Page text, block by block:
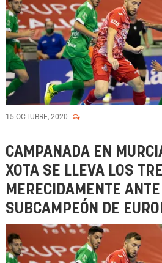
15 OCTUBRE, 2020
CAMPANADA EN
XOTA SE LLEVA LOS
MERECIDAMENTE
SUBCAMPEÓN DE